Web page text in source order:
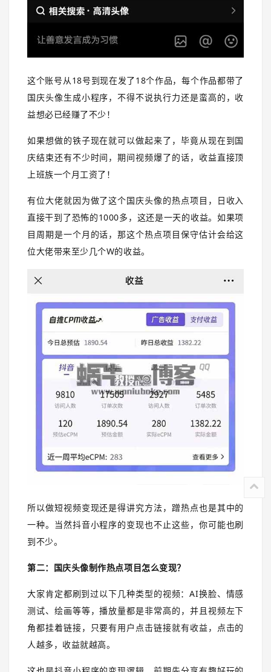
这个账号从18号到现在发了18个作品，每个作品都带了
国庆头像生成小程序，不得不说执行力还是蛮高的，收
益想必已经赚了不少！
如果想做的铁子现在就可以做起来了，毕竟从现在到国
庆结束还有不少时间，期间视频爆了的话，收益直接顶
上班族一个月工资了！
有位大佬就因为做了这个国庆头像的热点项目，日收入
直接干到了恐怖的1000多，这还是一天的收益。如果项
目周期是一个月的话，那这个热点项目保守估计会给这
位大佬带来至少几个W的收益。
所以做短视频变现还是得讲究方法，蹭热点也是其中的
一种。当然抖音小程序的变现也不止这些，你可能也刷
到不少。
第二：国庆头像制作热点项目怎么变现？
大家肯定都刷到过以下几种类型的视频：AI换脸、情感
测试、绘画等等，播放量都是非常高的，并且视频左下
角都挂着链接，只要有用户点击链接就有收益，点击的
人越多，收益就越高。